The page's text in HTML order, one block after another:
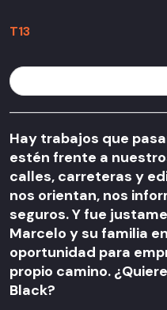
T13
Hay trabajos que
estén frente a
calles, carreteras y
nos orientan, nos
seguros. Y fue
Marcelo y su familia
oportunidad para
propio camino.
Black?